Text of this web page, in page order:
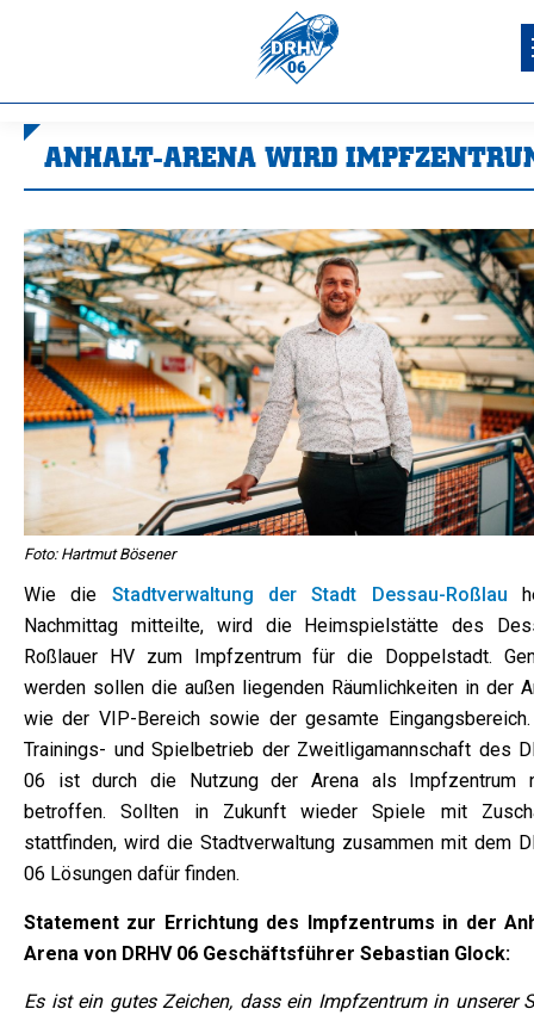
ANHALT-ARENA WIRD
Foto: Hartmut Bösener
Wie die Stadtverwaltung der Stadt Dessau-Roßlau
Nachmittag mitteilte, wird die Heimspielstätte des
Roßlauer HV zum Impfzentrum für die Doppelstadt.
werden sollen die außen liegenden Räumlichkeiten in der
wie der VIP-Bereich sowie der gesamte
Trainings- und Spielbetrieb der Zweitligamannschaft des
06 ist durch die Nutzung der Arena als Impfzentrum
betroffen. Sollten in Zukunft wieder Spiele mit
stattfinden, wird die Stadtverwaltung zusammen mit dem
06 Lösungen dafür finden.
Statement zur Errichtung des Impfzentrums in der
Arena von DRHV 06 Geschäftsführer Sebastian Glock:
Es ist ein gutes Zeichen, dass ein Impfzentrum in unserer